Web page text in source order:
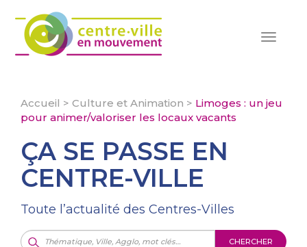
Toggle
Accueil > Culture et Animation > Limoges : un jeu
pour animer/valoriser les locaux vacants
ÇA SE PASSE EN
CENTRE-VILLE
Toute l’actualité des Centres-Villes
CHERCHER